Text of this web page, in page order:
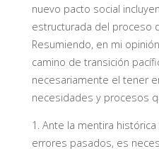
nuevo pacto social
estructurada del proceso
Resumiendo, en mi
camino de transición
necesariamente el tener e
necesidades y procesos
1. Ante la mentira
errores pasados, es